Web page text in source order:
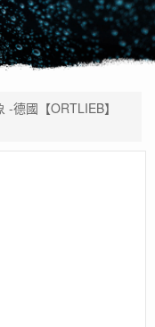
-德國【ORTLIEB】